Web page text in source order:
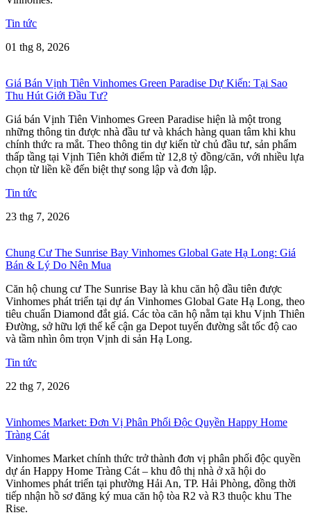
Tin tức
01 thg 8, 2026
Giá Bán Vịnh Tiên Vinhomes Green Paradise Dự Kiến: Tại Sao
Thu Hút Giới Đầu Tư?
Giá bán Vịnh Tiên Vinhomes Green Paradise hiện là một trong
những thông tin được nhà đầu tư và khách hàng quan tâm khi khu
chính thức ra mắt. Theo thông tin dự kiến từ chủ đầu tư, sản phẩm
thấp tầng tại Vịnh Tiên khởi điểm từ 12,8 tỷ đồng/căn, với nhiều lựa
chọn từ liền kề đến biệt thự song lập và đơn lập.
Tin tức
23 thg 7, 2026
Chung Cư The Sunrise Bay Vinhomes Global Gate Hạ Long: Giá
Bán & Lý Do Nên Mua
Căn hộ chung cư The Sunrise Bay là khu căn hộ đầu tiên được
Vinhomes phát triển tại dự án Vinhomes Global Gate Hạ Long, theo
tiêu chuẩn Diamond đắt giá. Các tòa căn hộ nằm tại khu Vịnh Thiên
Đường, sở hữu lợi thế kế cận ga Depot tuyến đường sắt tốc độ cao
và tầm nhìn ôm trọn Vịnh di sản Hạ Long.
Tin tức
22 thg 7, 2026
Vinhomes Market: Đơn Vị Phân Phối Độc Quyền Happy Home
Tràng Cát
Vinhomes Market chính thức trở thành đơn vị phân phối độc quyền
dự án Happy Home Tràng Cát – khu đô thị nhà ở xã hội do
Vinhomes phát triển tại phường Hải An, TP. Hải Phòng, đồng thời
tiếp nhận hồ sơ đăng ký mua căn hộ tòa R2 và R3 thuộc khu The
Rise.